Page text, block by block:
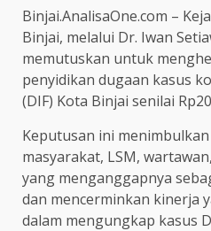
Binjai.AnalisaOne.com –
Binjai, melalui Dr. Iwan
memutuskan untuk
penyidikan dugaan kasus
(DIF) Kota Binjai senilai
Keputusan ini
masyarakat, LSM,
yang menganggapnya
dan mencerminkan kinerja
dalam mengungkap kasus